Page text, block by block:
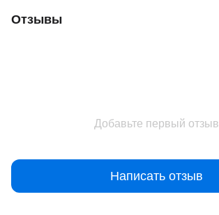
Отзывы
Добавьте первый отзыв
Написать отзыв